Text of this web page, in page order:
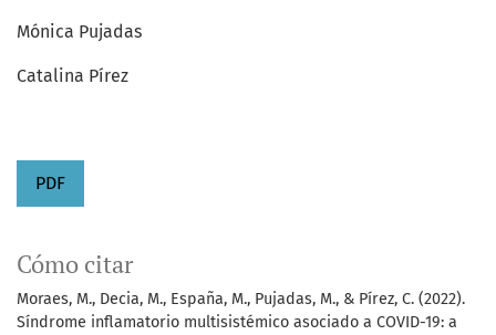
Mónica Pujadas
Catalina Pírez
PDF
Cómo citar
Moraes, M., Decia, M., España, M., Pujadas, M., & Pírez, C. (2022).
Síndrome inflamatorio multisistémico asociado a COVID-19: a